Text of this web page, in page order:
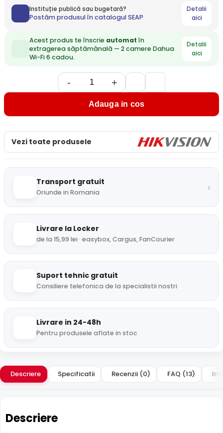
Instituție publică sau bugetară?
Postăm produsul în catalogul SEAP
Detalii
aici
Acest produs te înscrie automat în
extragerea săptămânală — 2 camere Dahua
Wi-Fi 6 cadou.
Detalii
aici
- +
Adauga in cos
Vezi toate produsele
Transport gratuit
Oriunde in Romania ›
Livrare la Locker
de la 15,99 lei · easybox, Cargus, FanCourier
Suport tehnic gratuit
Consiliere telefonica de la specialistii nostri
Livrare in 24-48h
Pentru produsele aflate in stoc
Descriere Specificatii Recenzii (0) FAQ (13)
Descriere